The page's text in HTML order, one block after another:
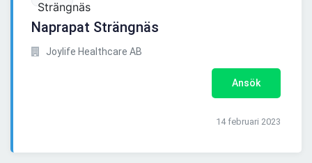
Naprapat Strängnäs
Joylife Healthcare AB
Ansök
14 februari 2023